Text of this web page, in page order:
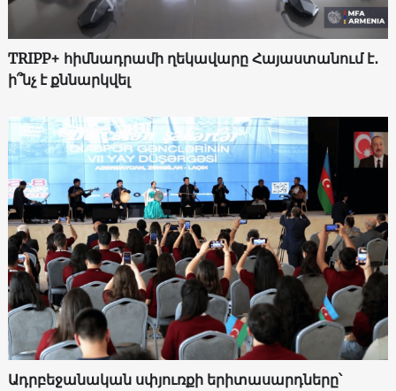
TRIPP+ հիմնադրամի ղեկավարը Հայաստանում է․
ի՞նչ է քննարկվել
Ադրբեջանական սփյուռքի երիտասարդները՝